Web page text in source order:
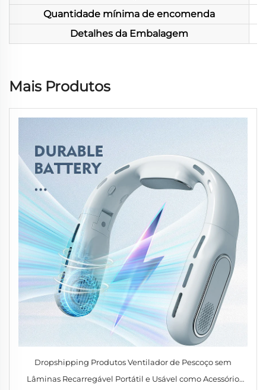
Quantidade mínima de encomenda
Detalhes da Embalagem
Mais Produtos
Dropshipping Produtos Ventilador de Pescoço sem
Lâminas Recarregável Portátil e Usável como Acessório